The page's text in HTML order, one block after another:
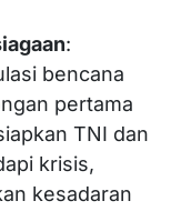
:
bencana
pertama
TNI dan
krisis,
kesadaran